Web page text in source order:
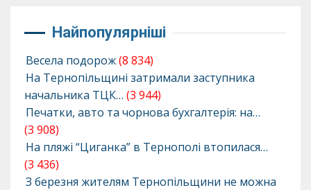
Найпопулярніші
Весела подорож(8 834)
На Тернопільщині затримали заступника
начальника ТЦК… (3 944)
Печатки, авто та чорнова бухгалтерія: на…
(3 908)
На пляжі “Циганка” в Тернополі втопилася…
(3 436)
З березня жителям Тернопільщини не можна